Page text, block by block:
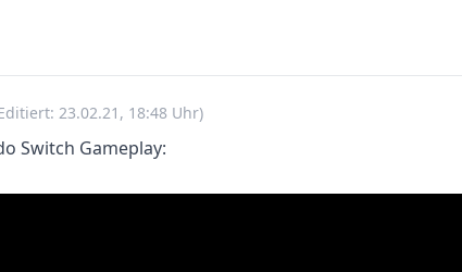
23.02.21, 18:48 Uhr)
Switch Gameplay: